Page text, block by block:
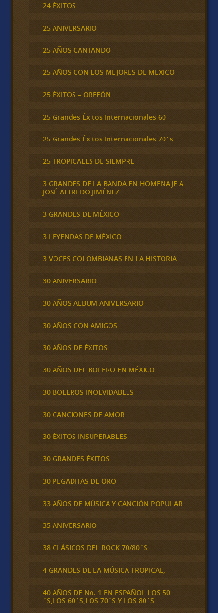
24 ÉXITOS
25 ANIVERSARIO
25 AÑOS CANTANDO
25 AÑOS CON LOS MEJORES DE MEXICO
25 ÉXITOS – ORFEÓN
25 Grandes Éxitos Internacionales 60
25 Grandes Éxitos Internacionales 70´s
25 TROPICALES DE SIEMPRE
3 GRANDES DE LA BANDA EN HOMENAJE A
JOSÉ ALFREDO JIMÉNEZ
3 GRANDES DE MÉXICO
3 LEYENDAS DE MÉXICO
3 VOCES COLOMBIANAS EN LA HISTORIA
30 ANIVERSARIO
30 AÑOS ALBUM ANIVERSARIO
30 AÑOS CON AMIGOS
30 AÑOS DE ÉXITOS
30 AÑOS DEL BOLERO EN MÉXICO
30 BOLEROS INOLVIDABLES
30 CANCIONES DE AMOR
30 ÉXITOS INSUPERABLES
30 GRANDES ÉXITOS
30 PEGADITAS DE ORO
33 AÑOS DE MÚSICA Y CANCIÓN POPULAR
35 ANIVERSARIO
38 CLÁSICOS DEL ROCK 70/80´S
4 GRANDES DE LA MÚSICA TROPICAL,
40 AÑOS DE No. 1 EN ESPAÑOL LOS 50
´S,LOS 60´S,LOS 70´S Y LOS 80´S